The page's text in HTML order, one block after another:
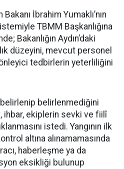
İbrahim Yumaklı’nın
TBMM Başkanlığına
Bakanlığın Aydın’daki
düzeyini, mevcut personel
tedbirlerin yeterliliğini
belirlenip belirlenmediğini
ihbar, ekiplerin sevki ve fiilî
istedi. Yangının ilk
altına alınamamasında
haberleşme ya da
eksikliği bulunup